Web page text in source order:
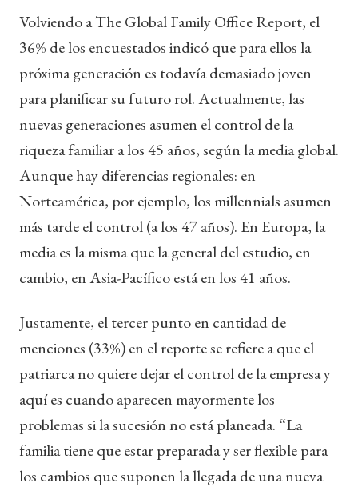
Volviendo a The Global Family Office Report, el
36% de los encuestados indicó que para ellos la
próxima generación es todavía demasiado joven
para planificar su futuro rol. Actualmente, las
nuevas generaciones asumen el control de la
riqueza familiar a los 45 años, según la media global.
Aunque hay diferencias regionales: en
Norteamérica, por ejemplo, los millennials asumen
más tarde el control (a los 47 años). En Europa, la
media es la misma que la general del estudio, en
cambio, en Asia-Pacífico está en los 41 años.
Justamente, el tercer punto en cantidad de
menciones (33%) en el reporte se refiere a que el
patriarca no quiere dejar el control de la empresa y
aquí es cuando aparecen mayormente los
problemas si la sucesión no está planeada. “La
familia tiene que estar preparada y ser flexible para
los cambios que suponen la llegada de una nueva